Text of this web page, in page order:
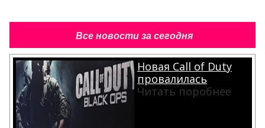
Все новости за сегодня
Новая Call of Duty
провалилась
Читать поробнее